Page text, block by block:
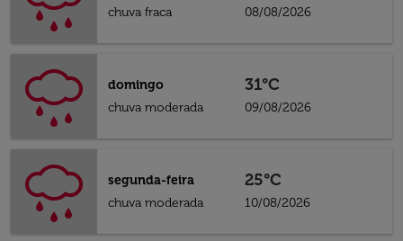
chuva fraca
08/08/2026
domingo
chuva moderada
31°C
09/08/2026
segunda-feira
chuva moderada
25°C
10/08/2026